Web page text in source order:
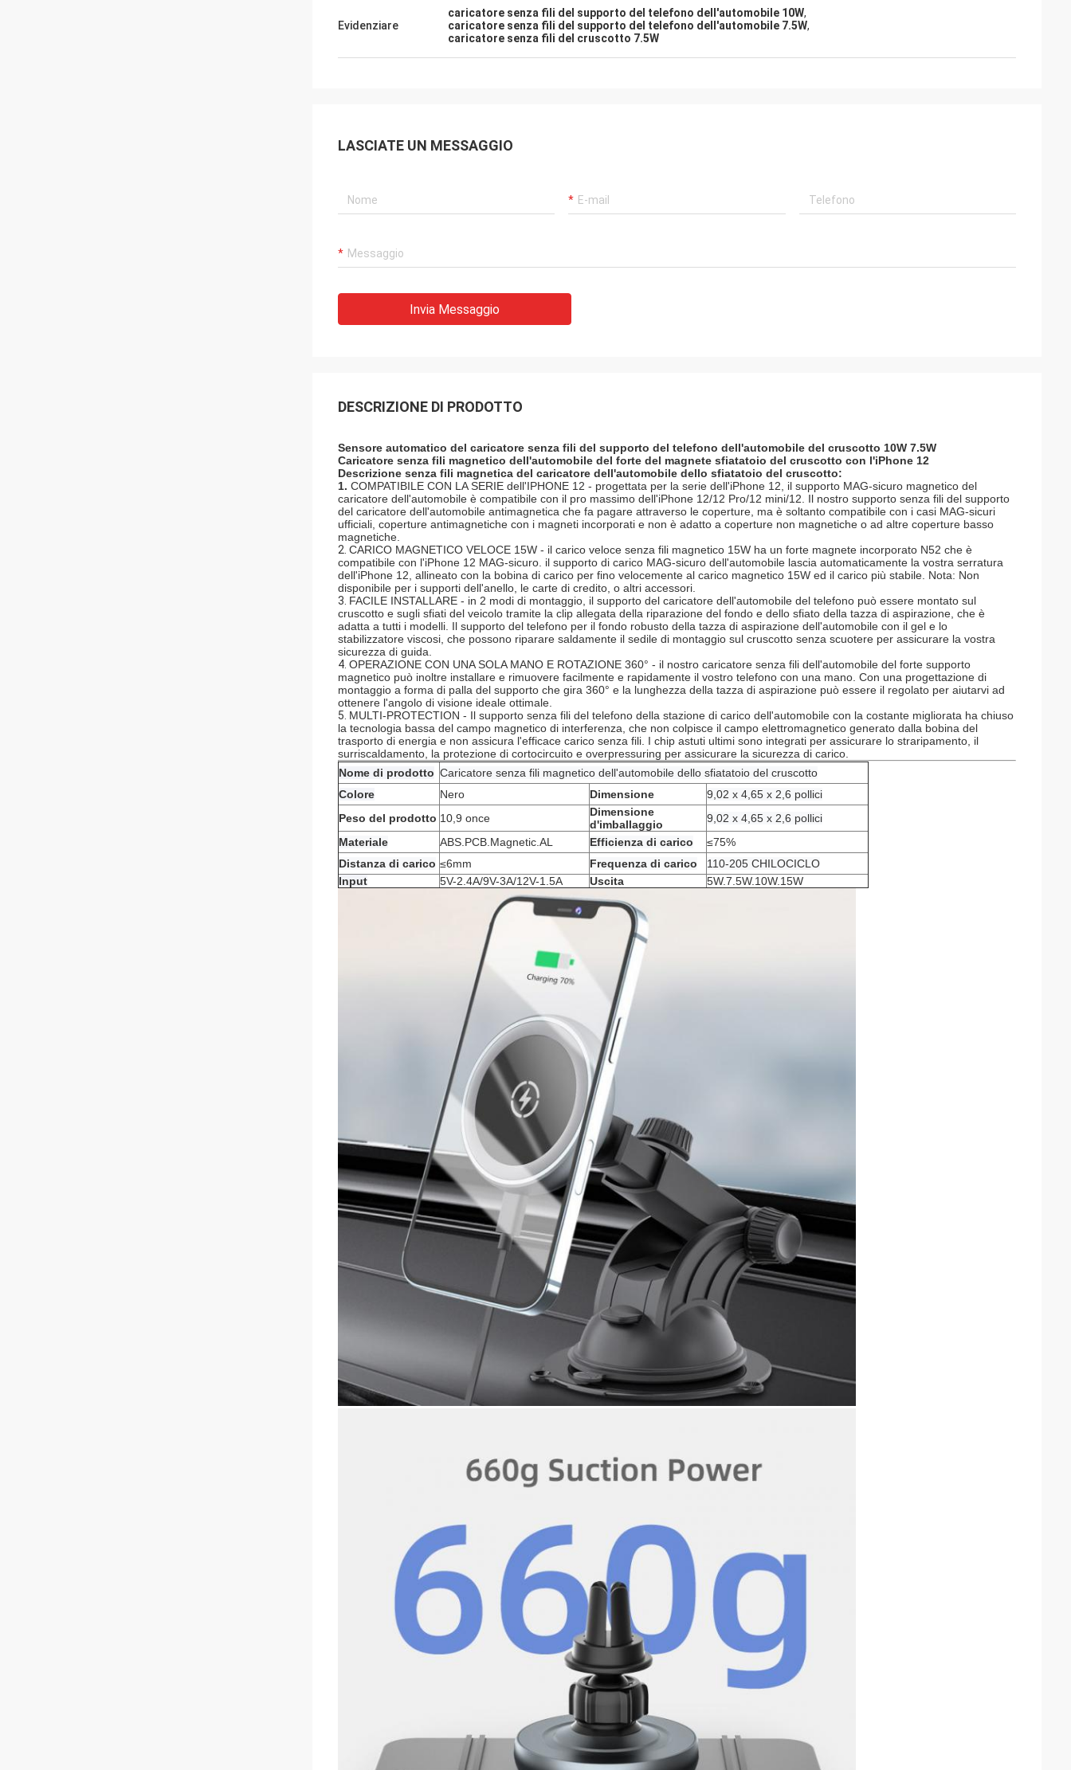
Evidenziare
caricatore senza fili del supporto del telefono dell'automobile 10W,
caricatore senza fili del supporto del telefono dell'automobile 7.5W,
caricatore senza fili del cruscotto 7.5W
LASCIATE UN MESSAGGIO
Invia Messaggio
DESCRIZIONE DI PRODOTTO
Sensore automatico del caricatore senza fili del supporto del telefono dell'automobile del cruscotto 10W 7.5W
Caricatore senza fili magnetico dell'automobile del forte del magnete sfiatatoio del cruscotto con l'iPhone 12
Descrizione senza fili magnetica del caricatore dell'automobile dello sfiatatoio del cruscotto:
1. COMPATIBILE CON LA SERIE dell'IPHONE 12 - progettata per la serie dell'iPhone 12, il supporto MAG-sicuro magnetico del
caricatore dell'automobile è compatibile con il pro massimo dell'iPhone 12/12 Pro/12 mini/12. Il nostro supporto senza fili del supporto
del caricatore dell'automobile antimagnetica che fa pagare attraverso le coperture, ma è soltanto compatibile con i casi MAG-sicuri
ufficiali, coperture antimagnetiche con i magneti incorporati e non è adatto a coperture non magnetiche o ad altre coperture basso
magnetiche.
2. CARICO MAGNETICO VELOCE 15W - il carico veloce senza fili magnetico 15W ha un forte magnete incorporato N52 che è
compatibile con l'iPhone 12 MAG-sicuro. il supporto di carico MAG-sicuro dell'automobile lascia automaticamente la vostra serratura
dell'iPhone 12, allineato con la bobina di carico per fino velocemente al carico magnetico 15W ed il carico più stabile. Nota: Non
disponibile per i supporti dell'anello, le carte di credito, o altri accessori.
3. FACILE INSTALLARE - in 2 modi di montaggio, il supporto del caricatore dell'automobile del telefono può essere montato sul
cruscotto e sugli sfiati del veicolo tramite la clip allegata della riparazione del fondo e dello sfiato della tazza di aspirazione, che è
adatta a tutti i modelli. Il supporto del telefono per il fondo robusto della tazza di aspirazione dell'automobile con il gel e lo
stabilizzatore viscosi, che possono riparare saldamente il sedile di montaggio sul cruscotto senza scuotere per assicurare la vostra
sicurezza di guida.
4. OPERAZIONE CON UNA SOLA MANO E ROTAZIONE 360° - il nostro caricatore senza fili dell'automobile del forte supporto
magnetico può inoltre installare e rimuovere facilmente e rapidamente il vostro telefono con una mano. Con una progettazione di
montaggio a forma di palla del supporto che gira 360° e la lunghezza della tazza di aspirazione può essere il regolato per aiutarvi ad
ottenere l'angolo di visione ideale ottimale.
5. MULTI-PROTECTION - Il supporto senza fili del telefono della stazione di carico dell'automobile con la costante migliorata ha chiuso
la tecnologia bassa del campo magnetico di interferenza, che non colpisce il campo elettromagnetico generato dalla bobina del
trasporto di energia e non assicura l'efficace carico senza fili. I chip astuti ultimi sono integrati per assicurare lo straripamento, il
surriscaldamento, la protezione di cortocircuito e overpressuring per assicurare la sicurezza di carico.
Nome di prodotto Caricatore senza fili magnetico dell'automobile dello sfiatatoio del cruscotto
Colore
Nero Dimensione
9,02 x 4,65 x 2,6 pollici
Peso del prodotto 10,9 once
Dimensione
d'imballaggio
9,02 x 4,65 x 2,6 pollici
Materiale
ABS.PCB.Magnetic.AL Efficienza di carico
≤75%
Distanza di carico ≤6mm Frequenza di carico
110-205 CHILOCICLO
Input
5V-2.4A/9V-3A/12V-1.5A Uscita 5W.7.5W.10W.15W